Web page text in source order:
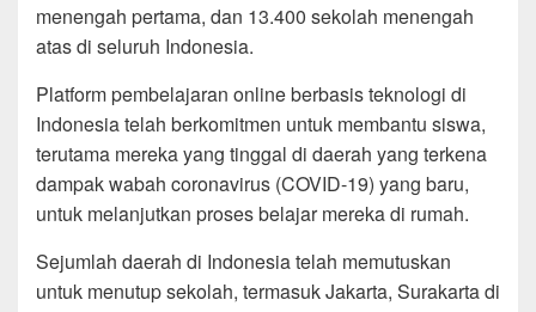
menengah pertama, dan 13.400 sekolah menengah
atas di seluruh Indonesia.
Platform pembelajaran online berbasis teknologi di
Indonesia telah berkomitmen untuk membantu siswa,
terutama mereka yang tinggal di daerah yang terkena
dampak wabah coronavirus (COVID-19) yang baru,
untuk melanjutkan proses belajar mereka di rumah.
Sejumlah daerah di Indonesia telah memutuskan
untuk menutup sekolah, termasuk Jakarta, Surakarta di